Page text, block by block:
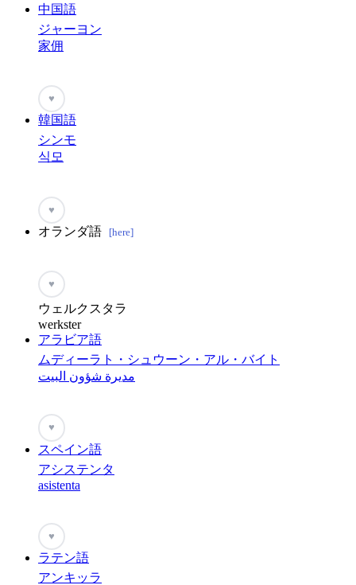
中国語
ジャーヨン
家佣
♥
韓国語
シンモ
식모
♥
オランダ語 [here]
♥
ウェルクスタラ
werkster
アラビア語
ムディーラト・シュウーン・アル・バイト
مديرة شؤون البيت
♥
スペイン語
アシステンタ
asistenta
♥
ラテン語
アンキッラ